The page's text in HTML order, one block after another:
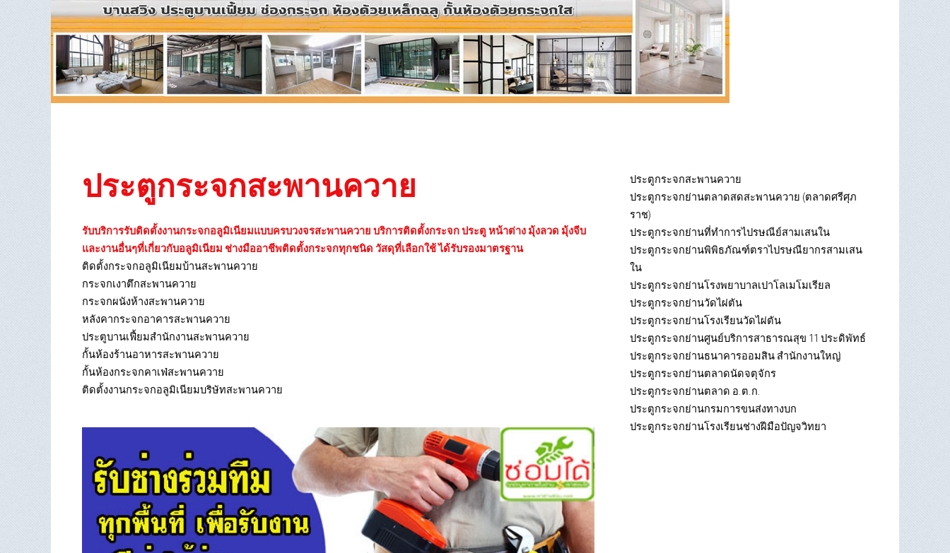
ประตูกระจกสะพานควาย
รับบริการรับติดตั้งงานกระจกอลูมิเนียมแบบครบวงจรสะพานควาย บริการติดตั้งกระจก ประตู หน้าต่าง มุ้งลวด มุ้งจีบ
และงานอื่นๆที่เกี่ยวกับอลูมิเนียม ช่างมืออาชีพติดตั้งกระจกทุกชนิด วัสดุที่เลือกใช้ ได้รับรองมาตรฐาน
ติดตั้งกระจกอลูมิเนียมบ้านสะพานควาย
กระจกเงาตึกสะพานควาย
กระจกผนังห้างสะพานควาย
หลังคากระจกอาคารสะพานควาย
ประตูบานเฟี้ยมสำนักงานสะพานควาย
กั้นห้องร้านอาหารสะพานควาย
กั้นห้องกระจกคาเฟ่สะพานควาย
ติดตั้งงานกระจกอลูมิเนียมบริษัทสะพานควาย
ประตูกระจกสะพานควาย
ประตูกระจกย่านตลาดสดสะพานควาย (ตลาดศรีศุภ
ราช)
ประตูกระจกย่านที่ทำการไปรษณีย์สามเสนใน
ประตูกระจกย่านพิพิธภัณฑ์ตราไปรษณียากรสามเสน
ใน
ประตูกระจกย่านโรงพยาบาลเปาโลเมโมเรียล
ประตูกระจกย่านวัดไผ่ตัน
ประตูกระจกย่านโรงเรียนวัดไผ่ตัน
ประตูกระจกย่านศูนย์บริการสาธารณสุข 11 ประดิพัทธ์
ประตูกระจกย่านธนาคารออมสิน สำนักงานใหญ่
ประตูกระจกย่านตลาดนัดจตุจักร
ประตูกระจกย่านตลาด อ.ต.ก.
ประตูกระจกย่านกรมการขนส่งทางบก
ประตูกระจกย่านโรงเรียนช่างฝีมือปัญจวิทยา